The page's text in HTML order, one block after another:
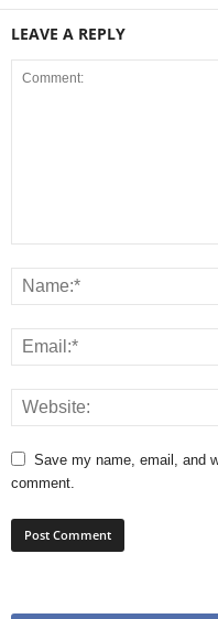
LEAVE A REPLY
Save my name, email, and
comment.